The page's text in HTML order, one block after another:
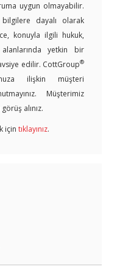
uygun olmayabilir.
dayalı olarak
konuyla ilgili hukuk,
yetkin bir
edilir. CottGroup®
ilişkin müşteri
Müşterimiz
alınız.
için tıklayınız.